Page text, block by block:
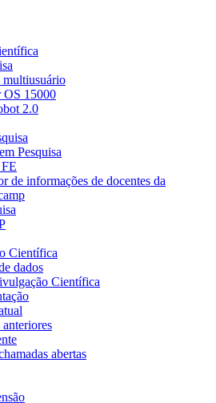
multiusuário
OS 15000
2.0
Pesquisa
de informações de docentes da
Científica
dados
Científica
abertas